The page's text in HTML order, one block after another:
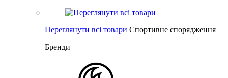
Переглянути всі товари Спортивне спорядження
Бренди